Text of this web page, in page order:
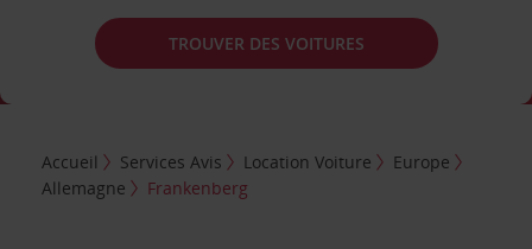
TROUVER DES VOITURES
Accueil Services Avis Location Voiture
Europe
Allemagne
Frankenberg